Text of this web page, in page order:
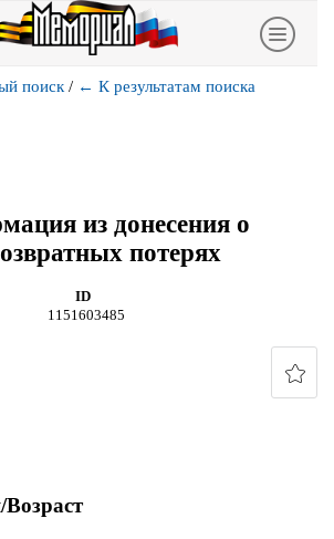
поиск / ← К результатам поиска
из донесения о
потерях
ID
1151603485